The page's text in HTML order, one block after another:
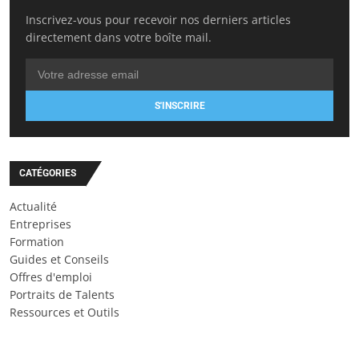
Inscrivez-vous pour recevoir nos derniers articles
directement dans votre boîte mail.
S'INSCRIRE
CATÉGORIES
Actualité
Entreprises
Formation
Guides et Conseils
Offres d'emploi
Portraits de Talents
Ressources et Outils